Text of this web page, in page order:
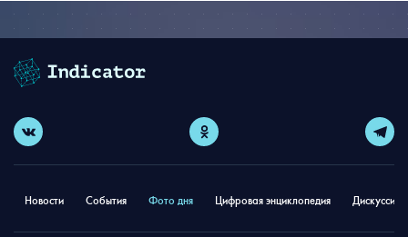
Новости События Фото дня Цифровая энциклопедия